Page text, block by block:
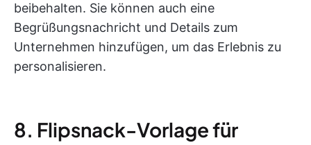
beibehalten. Sie können auch eine
Begrüßungsnachricht und Details zum
Unternehmen hinzufügen, um das Erlebnis zu
personalisieren.
8. Flipsnack-Vorlage für